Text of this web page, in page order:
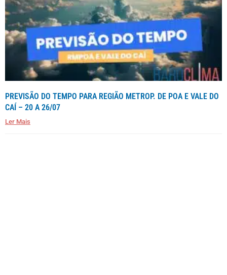
PREVISÃO DO TEMPO PARA REGIÃO METROP. DE POA E VALE DO
CAÍ – 20 A 26/07
Ler Mais